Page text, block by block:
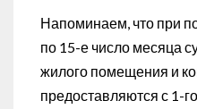
Напоминаем, что при
по 15-е число месяца
жилого помещения и
предоставляются с 1-